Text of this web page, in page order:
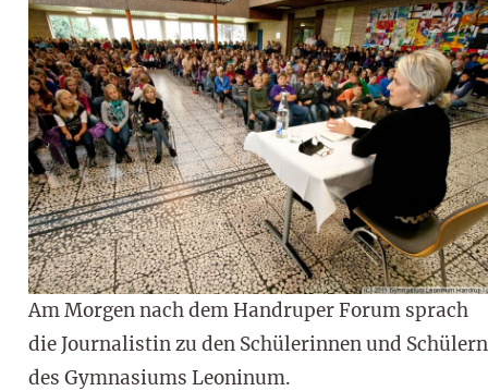
Am Morgen nach dem Handruper Forum sprach
die Journalistin zu den Schülerinnen und Schülern
des Gymnasiums Leoninum.